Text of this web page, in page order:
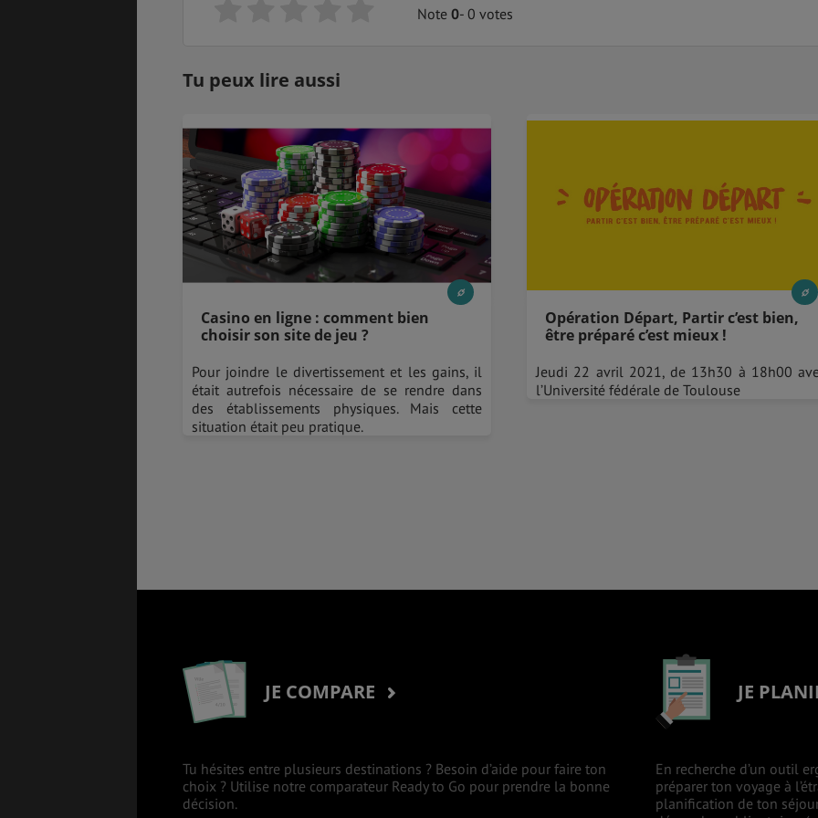
Note 0- 0 votes
Tu peux lire aussi
Casino en ligne : comment bien
choisir son site de jeu ?
Pour joindre le divertissement et les gains, il
était autrefois nécessaire de se rendre dans
des établissements physiques. Mais cette
situation était peu pratique.
Opération Départ, Partir c’est bien,
être préparé c’est mieux !
Jeudi 22 avril 2021, de 13h30 à 18h00
l’Université fédérale de Toulouse
JE COMPARE
Tu hésites entre plusieurs destinations ? Besoin d’aide pour faire ton
choix ? Utilise notre comparateur Ready to Go pour prendre la bonne
décision.
JE
En recherche d’un outil
préparer ton voyage à
planification de ton